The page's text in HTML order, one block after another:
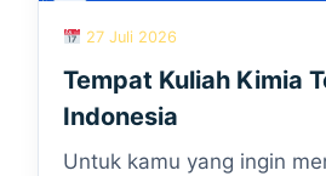
27 Juli 2026
Tempat Kuliah Kimia
Indonesia
Untuk kamu yang ingin